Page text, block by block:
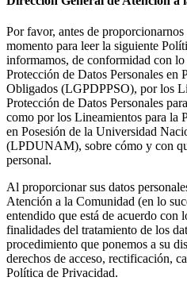
Por favor, antes de proporcionarnos
momento para leer la siguiente
informamos, de conformidad con
Protección de Datos Personales en
Obligados (LGPDPPSO), por los
Protección de Datos Personales
como por los Lineamientos para la
en Posesión de la Universidad
(LPDUNAM), sobre cómo y con
personal.
Al proporcionar sus datos
Atención a la Comunidad (en lo
entendido que está de acuerdo con
finalidades del tratamiento de los
procedimiento que ponemos a su
derechos de acceso, rectificación,
Política de Privacidad.